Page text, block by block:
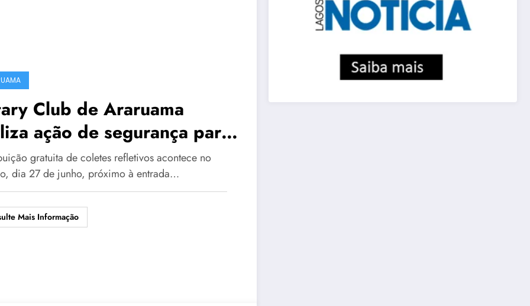
Club de Araruama
ação de segurança para
gratuita de coletes refletivos acontece no
dia 27 de junho, próximo à entrada…
Mais Informação